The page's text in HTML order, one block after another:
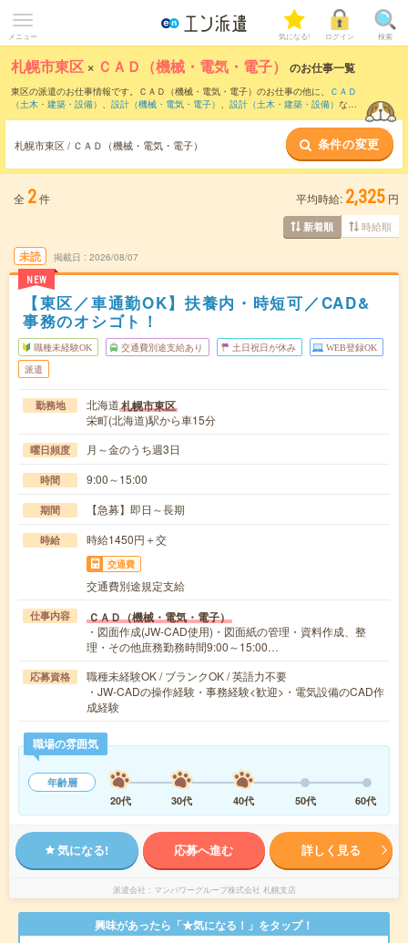
メニュー 気になる! ログイン 検索
札幌市東区 × ＣＡＤ（機械・電気・電子） のお仕事一覧
東区の派遣のお仕事情報です。ＣＡＤ（機械・電気・電子）のお仕事の他に、
ＣＡＤ
（土木・建築・設備） 、 設計（機械・電気・電子） 、 設計（土木・建築・設備） など
ＣＡＤ（機械・電気・電子）のお仕事
とは？とは？
札幌市東区 / ＣＡＤ（機械・電気・電子） 条件の変更
全 2件 平均時給: 2,325 円
新着順 時給順
未読
NEW
掲載日 2026/08/07
【東区／車通勤OK】扶養内・時短可／CAD&
事務のオシゴト！
職種未経験OK 交通費別途支給あり 土日祝日が休み WEB登録OK
派遣
勤務地 北海道札幌市東区
栄町(北海道)駅から車15分
曜日頻度 月～金のうち週3日
時間 9:00～15:00
期間 【急募】即日～長期
時給 時給1450円＋交
交通費
交通費別途規定支給
仕事内容 ＣＡＤ（機械・電気・電子）
・図面作成(JW-CAD使用)・図面紙の管理・資料作成、整
理・その他庶務勤務時間9:00～15:00…
応募資格
職種未経験OK / ブランクOK / 英語力不要
・JW-CADの操作経験・事務経験<歓迎>・電気設備のCAD作
成経験
職場の雰囲気
年齢層
20代
30代 40代 50代 60代
気になる! 応募へ進む 詳しく見る
派遣会社 マンパワーグループ株式会社 札幌支店
興味があったら「★気になる！」をタップ！